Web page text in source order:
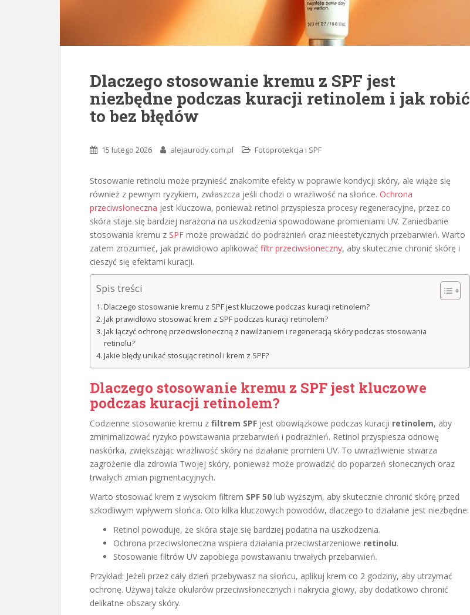
Dlaczego stosowanie kremu z SPF jest
niezbędne podczas kuracji retinolem i jak robić
to bez błędów
15 lutego 2026 alejaurody.com.pl Fotoprotekcja i SPF
Stosowanie retinolu może przynieść znakomite efekty w poprawie kondycji skóry, ale wiąże się
również z pewnym ryzykiem, zwłaszcza jeśli chodzi o wrażliwość na słońce. Ochrona
przeciwsłoneczna jest kluczowa, ponieważ retinol przyspiesza procesy regeneracyjne, przez co
skóra staje się bardziej narażona na uszkodzenia spowodowane promieniami UV. Zaniedbanie
stosowania kremu z SPF może prowadzić do podrażnień oraz nieestetycznych przebarwień. Warto
zatem zrozumieć, jak prawidłowo aplikować filtr przeciwsłoneczny, aby skutecznie chronić skórę i
cieszyć się efektami kuracji.
Spis treści
Dlaczego stosowanie kremu z SPF jest kluczowe podczas kuracji retinolem?
Jak prawidłowo stosować krem z SPF podczas kuracji retinolem?
Jak łączyć ochronę przeciwsłoneczną z nawilżaniem i regeneracją skóry podczas stosowania
retinolu?
Jakie błędy unikać stosując retinol i krem z SPF?
Dlaczego stosowanie kremu z SPF jest kluczowe
podczas kuracji retinolem?
Codzienne stosowanie kremu z filtrem SPF jest obowiązkowe podczas kuracji retinolem, aby
zminimalizować ryzyko powstawania przebarwień i podrażnień. Retinol przyspiesza odnowę
naskórka, zwiększając wrażliwość skóry na działanie promieni UV. To uwrażliwienie stwarza
zagrożenie dla zdrowia Twojej skóry, ponieważ może prowadzić do poparzeń słonecznych oraz
trwałych zmian pigmentacyjnych.
Warto stosować krem z wysokim filtrem SPF 50 lub wyższym, aby skutecznie chronić skórę przed
szkodliwym wpływem słońca. Oto kilka kluczowych powodów, dlaczego to działanie jest niezbędne:
Retinol powoduje, że skóra staje się bardziej podatna na uszkodzenia.
Ochrona przeciwsłoneczna wspiera działania przeciwstarzeniowe retinolu.
Stosowanie filtrów UV zapobiega powstawaniu trwałych przebarwień.
Przykład: Jeżeli przez cały dzień przebywasz na słońcu, aplikuj krem co 2 godziny, aby utrzymać
ochronę. Używaj także okularów przeciwsłonecznych i nakrycia głowy, aby dodatkowo chronić
delikatne obszary skóry.